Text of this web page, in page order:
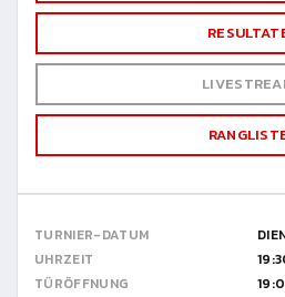
TURNIER-DATUM
UHRZEIT
TÜRÖFFNUNG